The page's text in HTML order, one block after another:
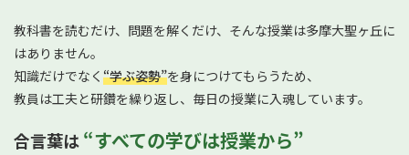
教科書を読むだけ、問題を解くだけ、そんな授業は多摩大聖ヶ丘に
はありません。
知識だけでなく “学ぶ姿勢”を身につけてもらうため、
教員は工夫と研鑽を繰り返し、毎日の授業に入魂しています。
合言葉は“すべての学びは授業から”